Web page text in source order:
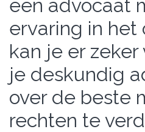
een advocaat
ervaring in het
kan je er
je deskundig
over de beste
rechten te